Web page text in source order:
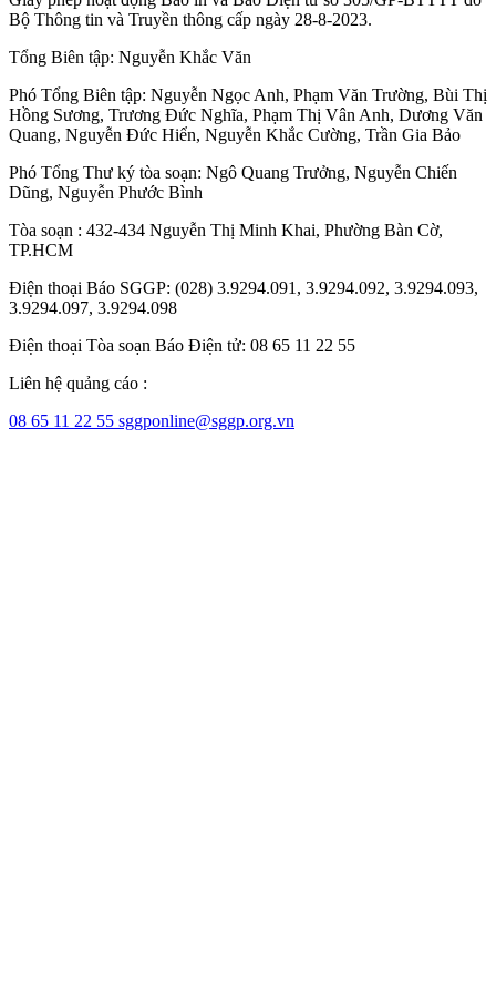
Bộ Thông tin và Truyền thông cấp ngày 28-8-2023.
Tổng Biên tập: Nguyễn Khắc Văn
Phó Tổng Biên tập: Nguyễn Ngọc Anh, Phạm Văn Trường, Bùi Thị
Hồng Sương, Trương Đức Nghĩa, Phạm Thị Vân Anh, Dương Văn
Quang, Nguyễn Đức Hiển, Nguyễn Khắc Cường, Trần Gia Bảo
Phó Tổng Thư ký tòa soạn: Ngô Quang Trưởng, Nguyễn Chiến
Dũng, Nguyễn Phước Bình
Tòa soạn : 432-434 Nguyễn Thị Minh Khai, Phường Bàn Cờ,
TP.HCM
Điện thoại Báo SGGP: (028) 3.9294.091, 3.9294.092, 3.9294.093,
3.9294.097, 3.9294.098
Điện thoại Tòa soạn Báo Điện tử: 08 65 11 22 55
Liên hệ quảng cáo :
08 65 11 22 55 sggponline@sggp.org.vn